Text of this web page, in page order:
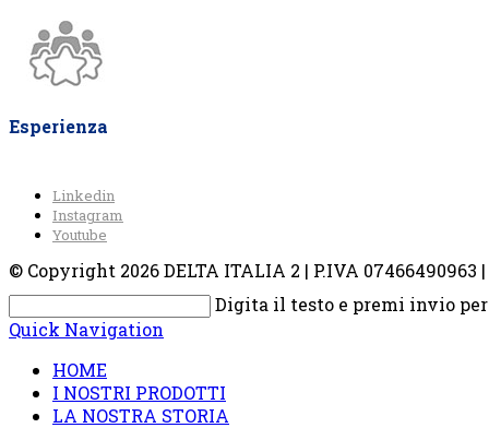
Esperienza
Linkedin
Instagram
Youtube
© Copyright 2026 DELTA ITALIA 2 | P.IVA
Digita il testo e premi invio
Quick Navigation
HOME
I NOSTRI PRODOTTI
LA NOSTRA STORIA